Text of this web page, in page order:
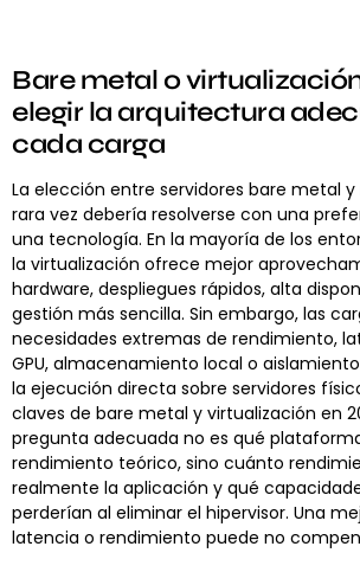
Bare metal o
elegir la arquitectura
cada carga
La elección entre servidores bare metal
rara vez debería resolverse con una
una tecnología. En la mayoría de los
la virtualización ofrece mejor
hardware, despliegues rápidos, alta
gestión más sencilla. Sin embargo, las
necesidades extremas de rendimiento,
GPU, almacenamiento local o
la ejecución directa sobre servidores
claves de bare metal y virtualización en
pregunta adecuada no es qué
rendimiento teórico, sino cuánto
realmente la aplicación y qué
perderían al eliminar el hipervisor. Una
latencia o rendimiento puede no